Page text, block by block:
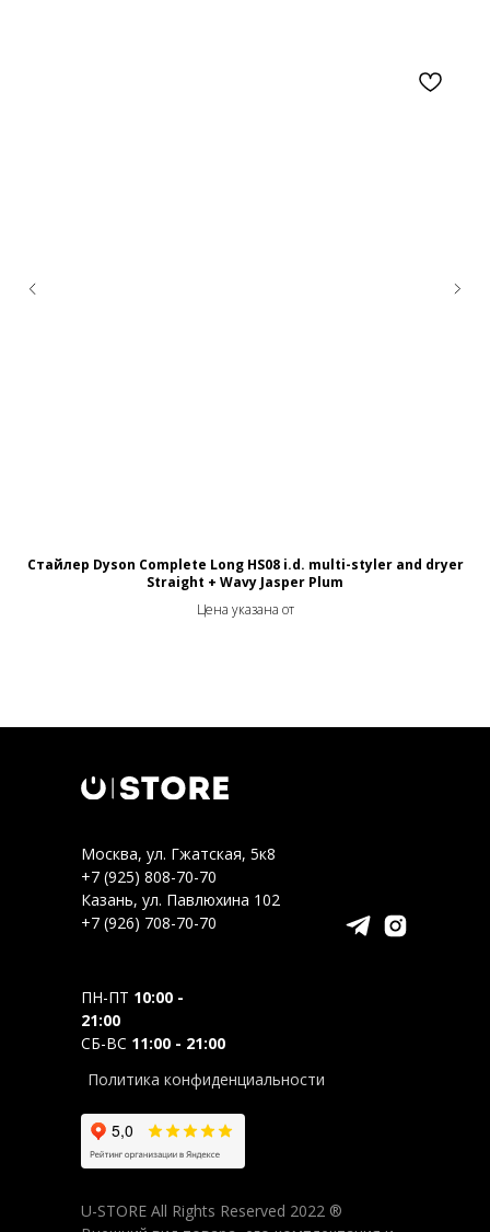
Стайлер Dyson Complete Long HS08 i.d. multi-styler and dryer
Straight + Wavy Jasper Plum
Цена указана от
Москва, ул. Гжатская, 5к8
+7 (925) 808-70-70
Казань, ул. Павлюхина 102
+7 (926) 708-70-70
ПН-ПТ 10:00 -
21:00
СБ-ВС 11:00 - 21:00
U-STORE All Rights Reserved 2022 ®
Политика конфиденциальности